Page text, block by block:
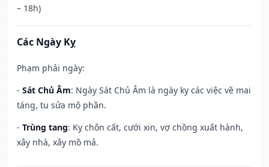
– 18h)
Các Ngày Kỵ
Phạm phải ngày:
- Sát Chủ Âm: Ngày Sát Chủ Âm là ngày kỵ các việc về mai
táng, tu sửa mộ phần.
- Trùng tang: Kỵ chôn cất, cưới xin, vợ chồng xuất hành,
xây nhà, xây mồ mả.